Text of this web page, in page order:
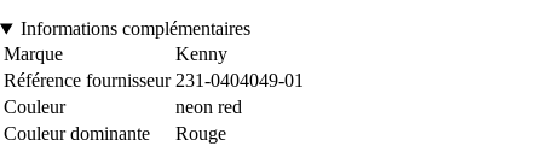
Informations complémentaires
Marque
Kenny
Référence fournisseur 231-0404049-01
Couleur
neon red
Couleur dominante
Rouge